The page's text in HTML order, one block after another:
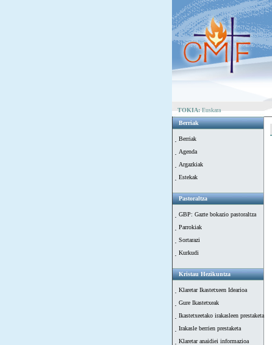
TOKIA: Euskara
Berriak
Berriak
Agenda
Argazkiak
Estekak
Pastoraltza
GBP: Gazte bokazio pastoraltza
Parrokiak
Sortarazi
Kurkudi
Kristau Hezikuntza
Klaretar Ikastetxeen Idearioa
Gure Ikastetxeak
Ikastetxeetako irakasleen prestaketa
Irakasle berrien prestaketa
Klaretar anaidiei informazioa